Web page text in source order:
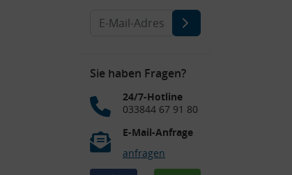
Sie haben Fragen?
24/7-Hotline
033844 67 91 80
E-Mail-Anfrage
anfragen